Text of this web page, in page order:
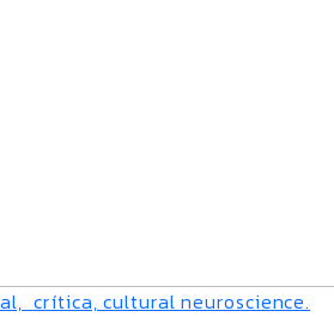
crítica, cultural neuroscience.